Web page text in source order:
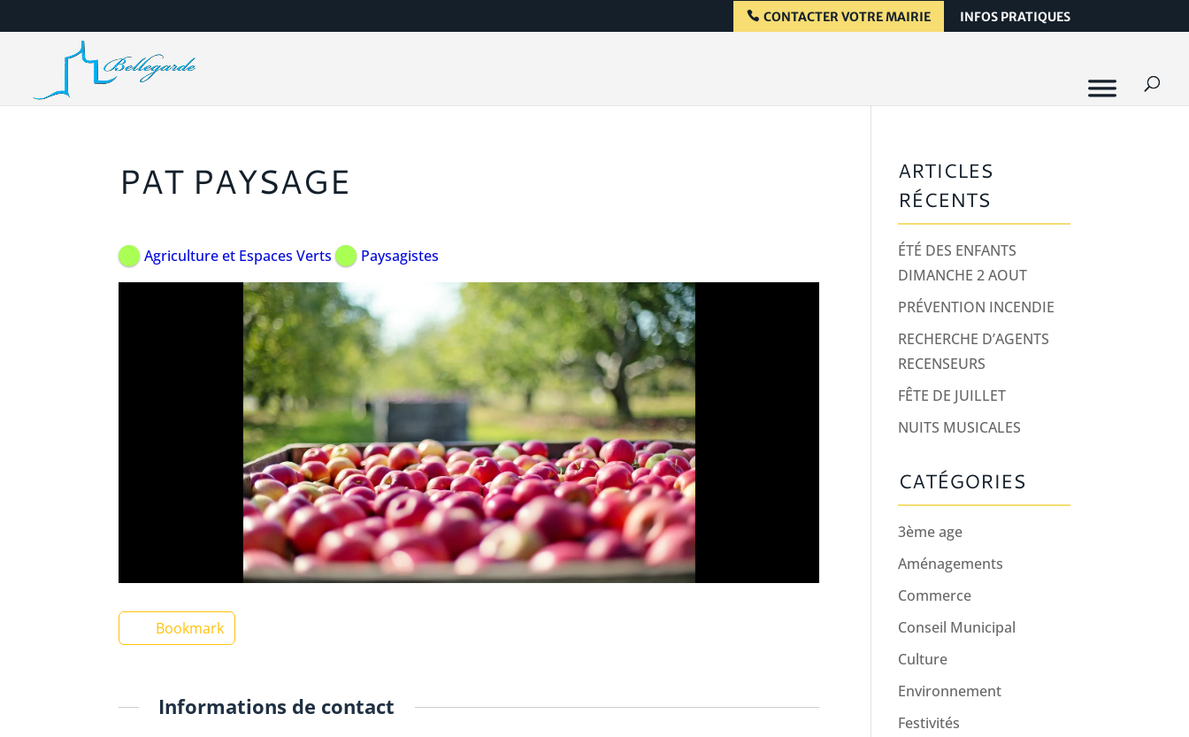
CONTACTER VOTRE MAIRIE INFOS PRATIQUES
PAT PAYSAGE
Agriculture et Espaces Verts Paysagistes
Bookmark
Informations de contact
ARTICLES
RÉCENTS
ÉTÉ DES ENFANTS
DIMANCHE 2 AOUT
PRÉVENTION INCENDIE
RECHERCHE D’AGENTS
RECENSEURS
FÊTE DE JUILLET
NUITS MUSICALES
CATÉGORIES
3ème age
Aménagements
Commerce
Conseil Municipal
Culture
Environnement
Festivités